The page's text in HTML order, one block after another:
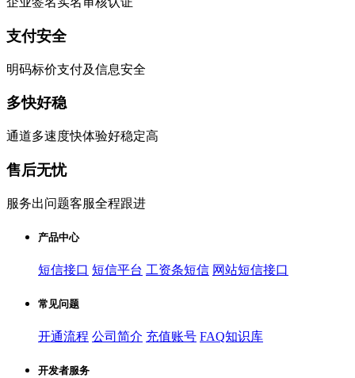
支付安全
明码标价支付及信息安全
多快好稳
通道多速度快体验好稳定高
售后无忧
服务出问题客服全程跟进
产品中心
短信接口 短信平台 工资条短信 网站短信接口
常见问题
开通流程 公司简介 充值账号 FAQ知识库
开发者服务